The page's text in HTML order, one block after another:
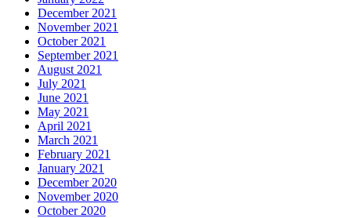
December 2021
November 2021
October 2021
September 2021
August 2021
July 2021
June 2021
May 2021
April 2021
March 2021
February 2021
January 2021
December 2020
November 2020
October 2020